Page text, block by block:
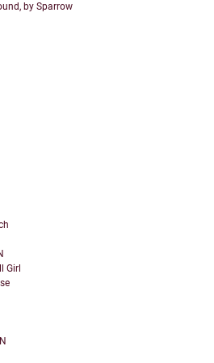
by Sparrow
Girl